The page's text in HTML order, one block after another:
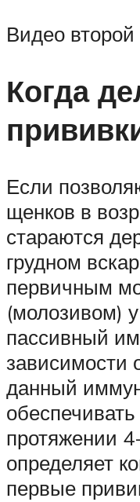
Видео
Когда
Если
щенков в
стараются
грудном
первичным
(молозивом)
пассивный
зависимости
данный
протяжении
определяет
первые